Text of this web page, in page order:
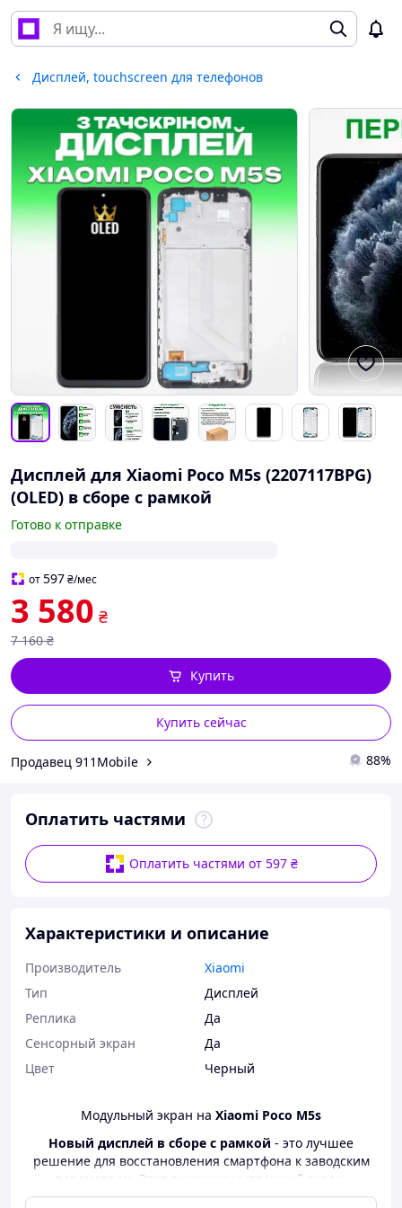
Дисплей, touchscreen для телефонов
Дисплей для Xiaomi Poco M5s (2207117BPG)
(OLED) в сборе с рамкой
Готово к отправке
от597₴/мес
3 580 ₴
7 160 ₴
Купить сейчас
Купить
Продавец 911Mobile 88%
Оплатить частями
Оплатить частями от 597 ₴
Характеристики и описание
Производитель
Xiaomi
Тип
Дисплей
Реплика
Да
Сенсорный экран
Да
Цвет
Черный
Модульный экран на Xiaomi Poco M5s
Новый дисплей в сборе с рамкой - это лучшее
решение для восстановления смартфона к заводским
параметрам. Этот высококачественный экран,
оптимальный вариант на замену штатного, если тот